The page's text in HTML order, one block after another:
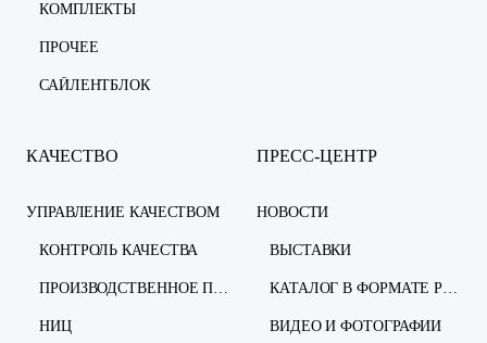
КОМПЛЕКТЫ
ПРОЧЕЕ
САЙЛЕНТБЛОК
КАЧЕСТВО
УПРАВЛЕНИЕ КАЧЕСТВОМ
КОНТРОЛЬ КАЧЕСТВА
ПРОИЗВОДСТВЕННОЕ ПРЕДПРИЯТИЕ
НИЦ
ПРЕСС-ЦЕНТР
НОВОСТИ
ВЫСТАВКИ
КАТАЛОГ В ФОРМАТЕ PDF
ВИДЕО И ФОТОГРАФИИ